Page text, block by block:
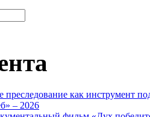
преследование как инструмент
– 2026